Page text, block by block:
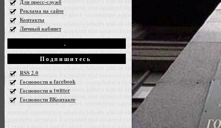
Для пресс-служб
Реклама на сайте
Контакты
Личный кабинет
.
Подпишитесь
RSS 2.0
Госновости в facebook
Госновости в twitter
Госновости ВКонтакте